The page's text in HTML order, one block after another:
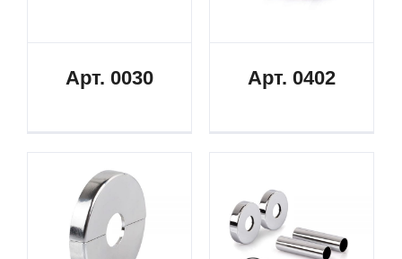
Арт. 0030 Арт. 0402